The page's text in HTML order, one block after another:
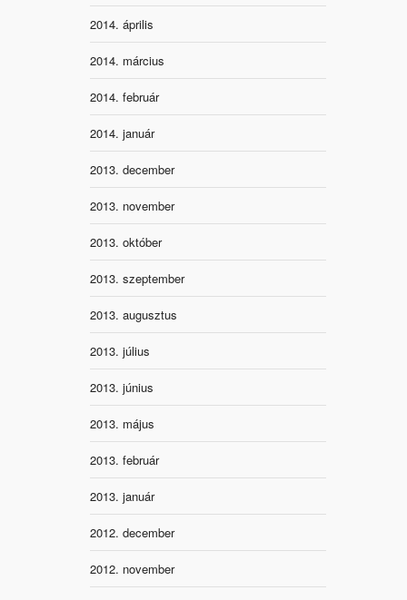
2014. április
2014. március
2014. február
2014. január
2013. december
2013. november
2013. október
2013. szeptember
2013. augusztus
2013. július
2013. június
2013. május
2013. február
2013. január
2012. december
2012. november